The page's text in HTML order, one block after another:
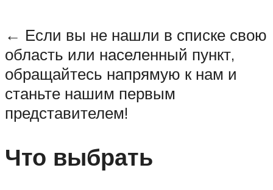
← Если вы не нашли в списке свою
область или населенный пункт,
обращайтесь напрямую к нам и
станьте нашим первым
представителем!
Что выбрать